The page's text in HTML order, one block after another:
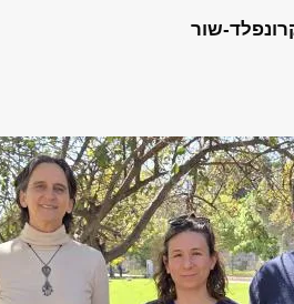
שור